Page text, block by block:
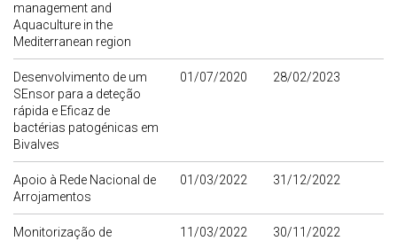
management and
Aquaculture in the
Mediterranean region
Desenvolvimento de um
SEnsor para a deteção
rápida e Eficaz de
bactérias patogénicas em
Bivalves
01/07/2020 28/02/2023
Apoio à Rede Nacional de
Arrojamentos
01/03/2022 31/12/2022
Monitorização de
11/03/2022 30/11/2022